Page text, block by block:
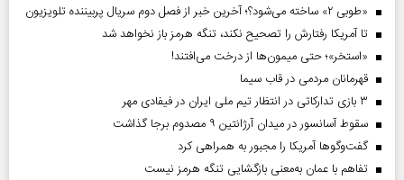
«طوبی ۲» ساخته می‌شود؟؛ آخرین خبر از فصل دوم سریال پربیننده تلویزیون
تا آمریکا رفتارش را تصحیح نکند، تنگه هرمز باز نخواهد شد
«استخر»‌‌؛ حتی میمون‌ها از درخت می‌افتند!
قهرمانان مردمی در قاب سیما
۳ بازی تدارکاتی در انتظار تیم ملی ایران در فیفادی مهر
سقوط آسانسور در میدان آرژانتین ۹ مصدوم برجا گذاشت
گفت‌وگوها آمریکا را مجبور به همراهی کرد
تفاهم با عمان به‌معنی بازگشایی تنگه هرمز نیست